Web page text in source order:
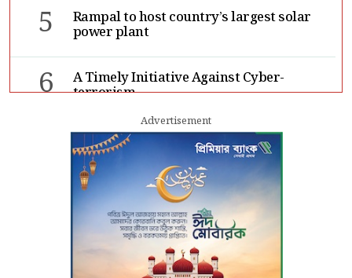
5 Rampal to host country’s largest solar
power plant
6 A Timely Initiative Against Cyber-
terrorism
Rape cases jump 33pc, suicides 65pc in
July: MSF
Advertisement